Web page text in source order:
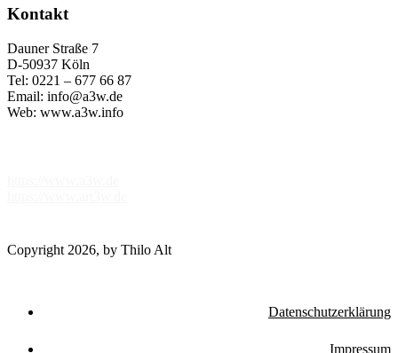
Kontakt
Dauner Straße 7
D-50937 Köln
Tel: 0221 – 677 66 87
Email: info@a3w.de
Web: www.a3w.info
Copyright 2026, by Thilo Alt
Datenschutzerklärung
Impressum